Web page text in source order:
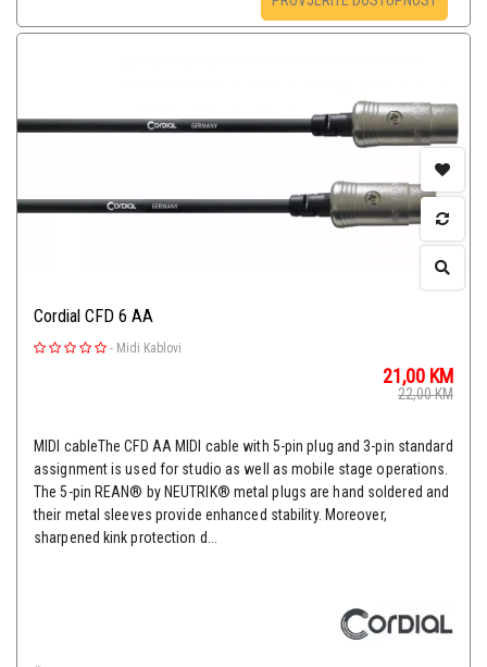
Cordial CFD 6 AA
- Midi Kablovi
21,00 KM
22,00KM
MIDI cableThe CFD AA MIDI cable with 5-pin plug and 3-pin standard
assignment is used for studio as well as mobile stage operations.
The 5-pin REAN® by NEUTRIK® metal plugs are hand soldered and
their metal sleeves provide enhanced stability. Moreover,
sharpened kink protection d...